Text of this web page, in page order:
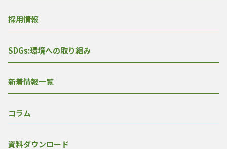
採用情報
SDGs:環境への取り組み
新着情報一覧
コラム
資料ダウンロード